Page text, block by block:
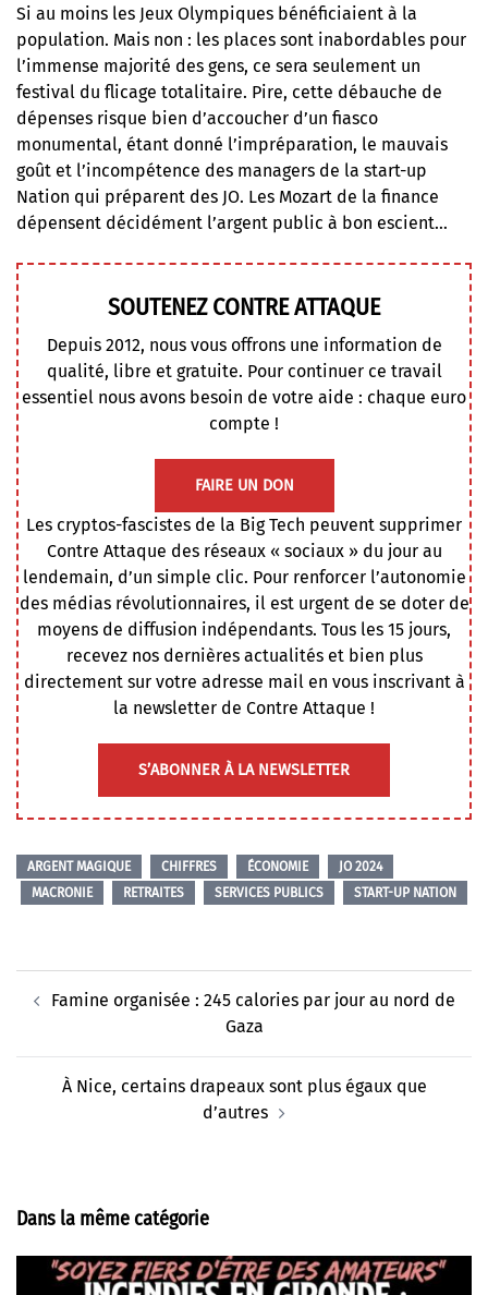
Si au moins les Jeux Olympiques bénéficiaient à la
population. Mais non : les places sont inabordables pour
l’immense majorité des gens, ce sera seulement un
festival du flicage totalitaire. Pire, cette débauche de
dépenses risque bien d’accoucher d’un fiasco
monumental, étant donné l’impréparation, le mauvais
goût et l’incompétence des managers de la start-up
Nation qui préparent des JO. Les Mozart de la finance
dépensent décidément l’argent public à bon escient…
SOUTENEZ CONTRE ATTAQUE
Depuis 2012, nous vous offrons une information de
qualité, libre et gratuite. Pour continuer ce travail
essentiel nous avons besoin de votre aide : chaque euro
compte !
FAIRE UN DON
Les cryptos-fascistes de la Big Tech peuvent supprimer
Contre Attaque des réseaux « sociaux » du jour au
lendemain, d’un simple clic. Pour renforcer l’autonomie
des médias révolutionnaires, il est urgent de se doter de
moyens de diffusion indépendants. Tous les 15 jours,
recevez nos dernières actualités et bien plus
directement sur votre adresse mail en vous inscrivant à
la newsletter de Contre Attaque !
S’ABONNER À LA NEWSLETTER
ARGENT MAGIQUE CHIFFRES ÉCONOMIE
JO 2024
MACRONIE
RETRAITES SERVICES PUBLICS START-UP NATION
d’article
Famine organisée : 245 calories par jour au nord de
Gaza
À Nice, certains drapeaux sont plus égaux que
d’autres
Dans la même catégorie